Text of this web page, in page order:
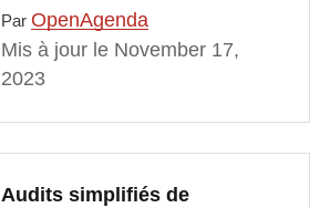
Par OpenAgenda
Mis à jour le November 17,
2023
Audits simplifiés de